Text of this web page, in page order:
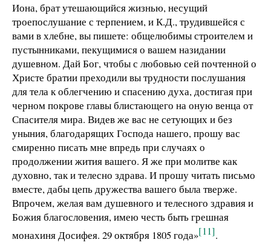
Иона, брат утешающийся жизнью, несущий
троепослушание с терпением, и К.Д., трудившейся с
вами в хлебне, вы пишете: общелюбимы строителем и
пустынниками, пекущимися о вашем назидании
душевном. Дай Бог, чтобы с любовью сей почтенной о
Христе братии преходили вы трудности послушания
для тела к облегчению и спасению духа, достигая при
черном покрове главы блистающего на оную венца от
Спасителя мира. Видев же вас не сетующих и без
уныния, благодарящих Господа нашего, прошу вас
смиренно писать мне впредь при случаях о
продолжении жития вашего. Я же при молитве как
духовно, так и телесно здрава. И прошу читать письмо
вместе, дабы цепь дружества вашего была тверже.
Впрочем, желая вам душевного и телесного здравия и
Божия благословения, имею честь быть грешная
монахиня Досифея. 29 октября 1805 года»[11].